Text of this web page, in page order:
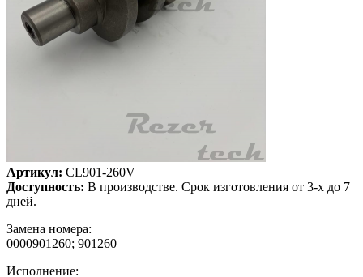
Артикул: CL901-260V
Доступность: В производстве. Срок изготовления от 3-х до 7
дней.
Замена номера:
0000901260; 901260
Исполнение: